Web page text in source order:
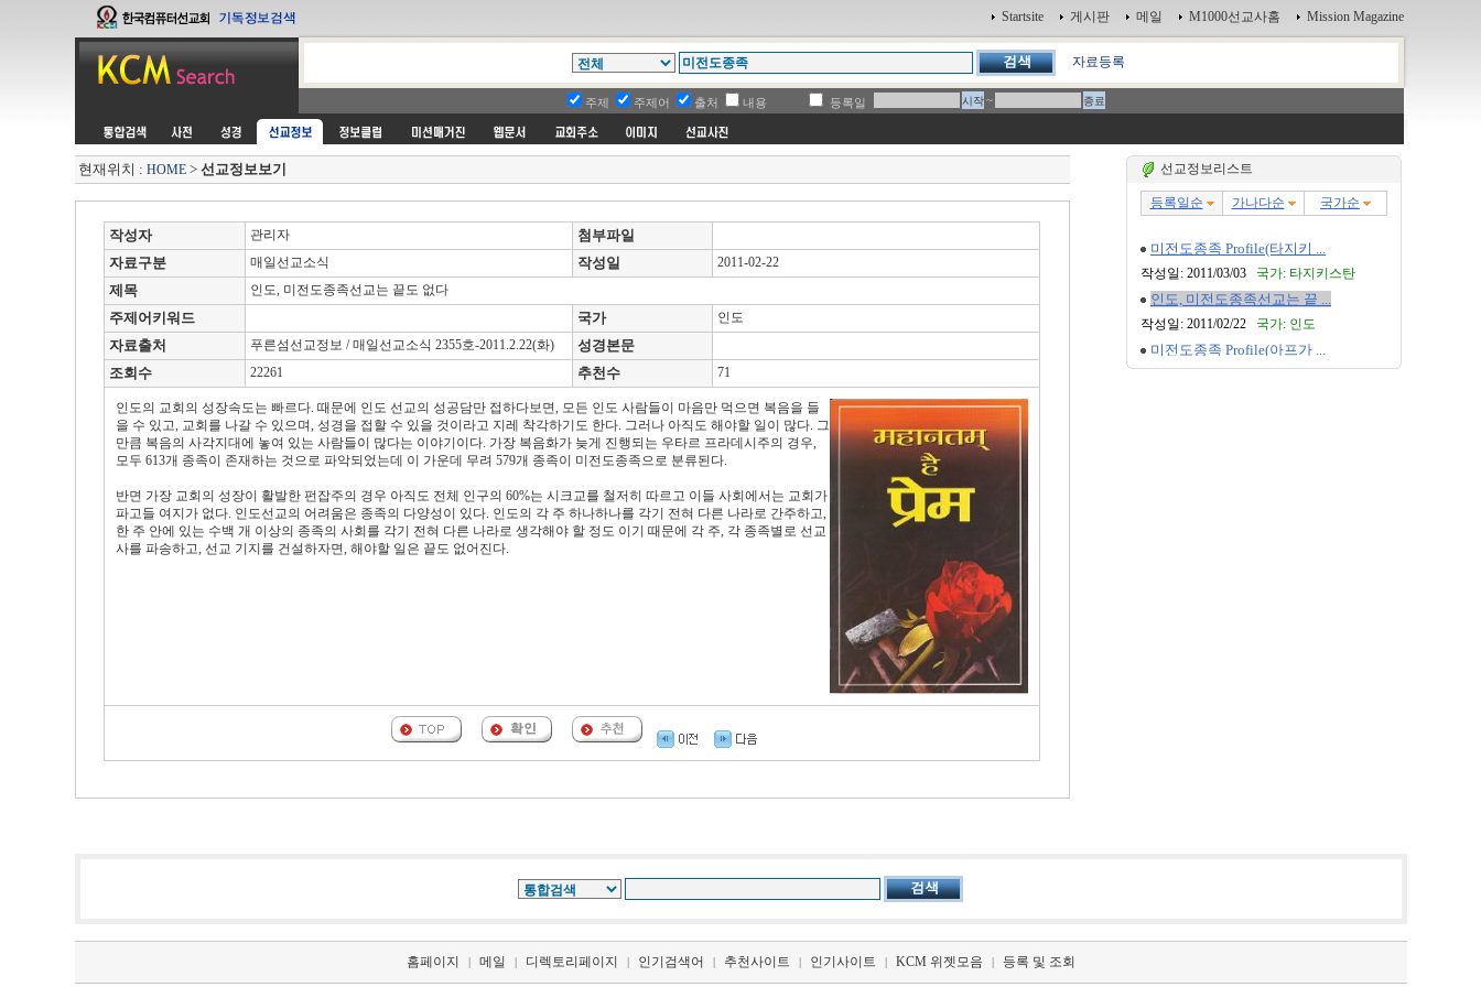
Startsite 게시판 메일 M1000선교사홈 Mission Magazine
자료등록
주제 주제어 출처 내용 등록일 ~
현재위치 : HOME> 선교정보보기
작성자 관리자
첨부파일
자료구분
매일선교소식 작성일 2011-02-22
제목 인도, 미전도종족선교는 끝도 없다
주제어키워드 국가 인도
자료출처 푸른섬선교정보 / 매일선교소식 2355호-2011.2.22(화)
성경본문
조회수
22261 추천수 71
인도의 교회의 성장속도는 빠르다. 때문에 인도 선교의 성공담만 접하다보면, 모든 인도 사람들이 마음만 먹으면 복음을 들
을 수 있고, 교회를 나갈 수 있으며, 성경을 접할 수 있을 것이라고 지레 착각하기도 한다. 그러나 아직도 해야할 일이 많다. 그
만큼 복음의 사각지대에 놓여 있는 사람들이 많다는 이야기이다. 가장 복음화가 늦게 진행되는 우타르 프라데시주의 경우,
모두 613개 종족이 존재하는 것으로 파악되었는데 이 가운데 무려 579개 종족이 미전도종족으로 분류된다.
반면 가장 교회의 성장이 활발한 펀잡주의 경우 아직도 전체 인구의 60%는 시크교를 철저히 따르고 이들 사회에서는 교회가
파고들 여지가 없다. 인도선교의 어려움은 종족의 다양성이 있다. 인도의 각 주 하나하나를 각기 전혀 다른 나라로 간주하고,
한 주 안에 있는 수백 개 이상의 종족의 사회를 각기 전혀 다른 나라로 생각해야 할 정도 이기 때문에 각 주, 각 종족별로 선교
사를 파송하고, 선교 기지를 건설하자면, 해야할 일은 끝도 없어진다.
선교정보리스트
홈페이지 | 메일 | 디렉토리페이지 | 인기검색어 | 추천사이트 | 인기사이트 | KCM 위젯모음 | 등록 및 조회